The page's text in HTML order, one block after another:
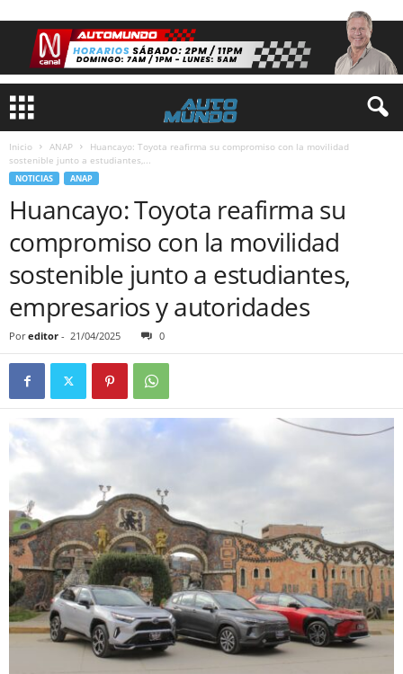
Inicio ANAP
Huancayo: Toyota reafirma su compromiso con la movilidad
sostenible junto a estudiantes,...
NOTICIAS ANAP
Huancayo: Toyota reafirma su
compromiso con la movilidad
sostenible junto a estudiantes,
empresarios y autoridades
Por editor - 21/04/2025 0